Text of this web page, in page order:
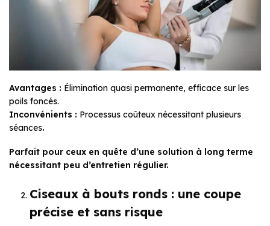
Avantages : Élimination quasi permanente, efficace sur les
poils foncés.
Inconvénients : Processus coûteux nécessitant plusieurs
séances.
Parfait pour ceux en quête d’une solution à long terme
nécessitant peu d’entretien régulier.
Ciseaux à bouts ronds : une coupe
précise et sans risque